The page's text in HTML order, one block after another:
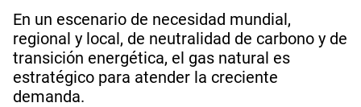
En un escenario de necesidad mundial,
regional y local, de neutralidad de carbono y de
transición energética, el gas natural es
estratégico para atender la creciente
demanda.